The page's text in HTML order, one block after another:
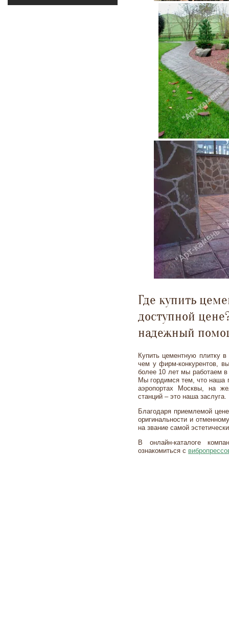
Где купить
доступной
надежный
Купить цементную плитку
чем у фирм-конкурентов,
более 10 лет мы работаем
Мы гордимся тем, что наша
аэропортах Москвы, на
станций – это наша заслуга.
Благодаря приемлемой
оригинальности и
на звание самой
В онлайн-каталоге
ознакомиться с